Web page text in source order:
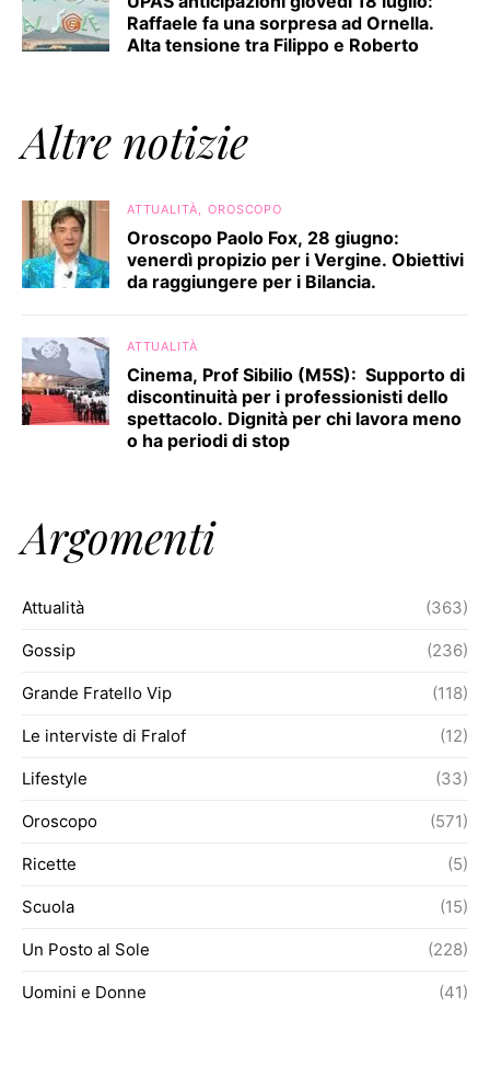
Raffaele fa una sorpresa ad Ornella.
Alta tensione tra Filippo e Roberto
Altre notizie
ATTUALITÀ OROSCOPO
Oroscopo Paolo Fox, 28 giugno:
venerdì propizio per i Vergine. Obiettivi
da raggiungere per i Bilancia.
ATTUALITÀ
Cinema, Prof Sibilio (M5S): Supporto di
discontinuità per i professionisti dello
spettacolo. Dignità per chi lavora meno
o ha periodi di stop
Argomenti
Attualità (363)
Gossip (236)
Grande Fratello Vip (118)
Le interviste di Fralof (12)
Lifestyle (33)
Oroscopo (571)
Ricette (5)
Scuola (15)
Un Posto al Sole (228)
Uomini e Donne (41)